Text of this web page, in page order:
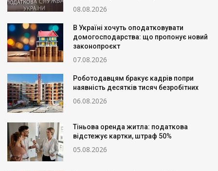
08.08.2026
В Україні хочуть оподатковувати
домогосподарства: що пропонує новий
законопроєкт
07.08.2026
Роботодавцям бракує кадрів попри
наявність десятків тисяч безробітних
06.08.2026
Тіньова оренда житла: податкова
відстежує картки, штраф 50%
05.08.2026